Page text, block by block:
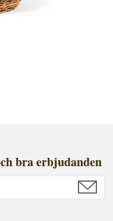
bra erbjudanden